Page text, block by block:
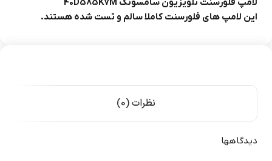
لامپ فلورسنت تلویزیون سامسونگ 40D585K7M
این لامپ های فلورسنت کاملا سالم و تست شده هستند.
نظرات (0)
دیدگاهها